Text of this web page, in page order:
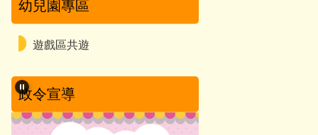
幼兒園專區
遊戲區共遊
政令宣導